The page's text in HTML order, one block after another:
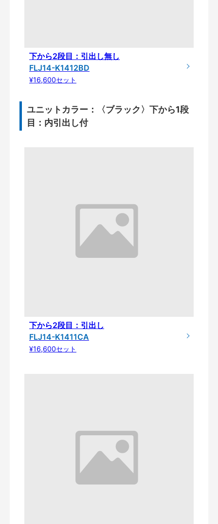
下から2段目：引出し無し
FLJ14-K1412BD
¥16,600セット
ユニットカラー：〈ブラック〉下から1段
目：内引出し付
下から2段目：引出し
FLJ14-K1411CA
¥16,600セット